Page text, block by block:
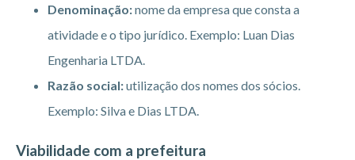
Denominação:nome da empresa que consta a
atividade e o tipo jurídico. Exemplo: Luan Dias
Engenharia LTDA.
Razão social:utilização dos nomes dos sócios.
Exemplo: Silva e Dias LTDA.
Viabilidade com a prefeitura